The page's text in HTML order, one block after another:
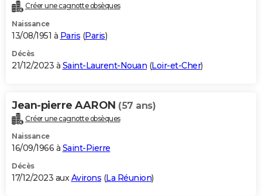
Créer une cagnotte obsèques
Naissance
13/08/1951 à Paris (Paris)
Décès
21/12/2023 à Saint-Laurent-Nouan (Loir-et-Cher)
Jean-pierre AARON (57 ans)
Créer une cagnotte obsèques
Naissance
16/09/1966 à Saint-Pierre
Décès
17/12/2023 auxAvirons (La Réunion)